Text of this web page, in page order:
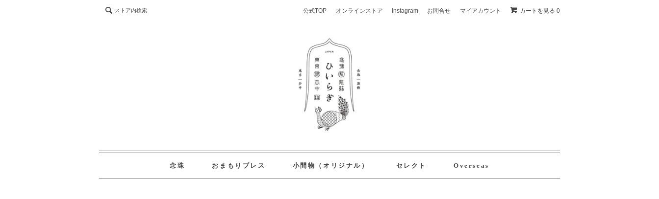
カートを見る 0
マイアカウント
お問合せ
Instagram
オンラインストア
公式TOP
ストア内検索
念珠 おまもりブレス 小間物（オリジナル） セレクト Overseas